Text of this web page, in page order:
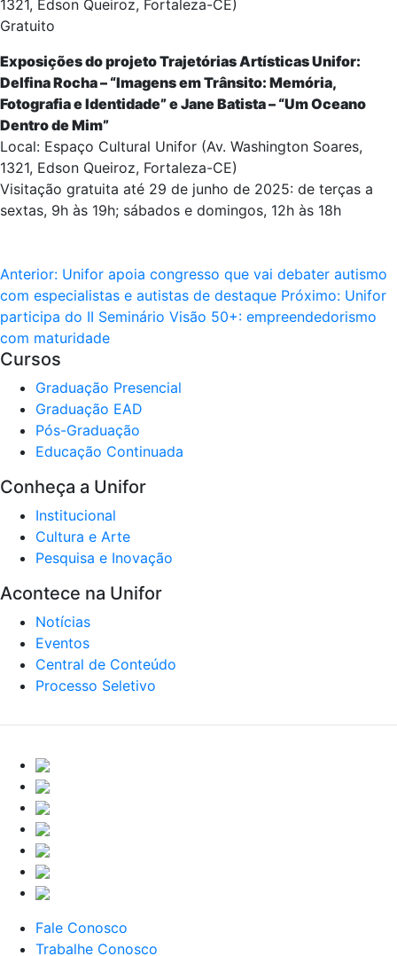
1321, Edson Queiroz, Fortaleza-CE)
Gratuito
Exposições do projeto Trajetórias Artísticas Unifor:
Delfina Rocha – “Imagens em Trânsito: Memória,
Fotografia e Identidade” e Jane Batista – “Um Oceano
Dentro de Mim”
Local: Espaço Cultural Unifor (Av. Washington Soares,
1321, Edson Queiroz, Fortaleza-CE)
Visitação gratuita até 29 de junho de 2025: de terças a
sextas, 9h às 19h; sábados e domingos, 12h às 18h
Anterior: Unifor apoia congresso que vai debater autismo
com especialistas e autistas de destaque Próximo: Unifor
participa do II Seminário Visão 50+: empreendedorismo
com maturidade
Cursos
Graduação Presencial
Graduação EAD
Pós-Graduação
Educação Continuada
Conheça a Unifor
Institucional
Cultura e Arte
Pesquisa e Inovação
Acontece na Unifor
Notícias
Eventos
Central de Conteúdo
Processo Seletivo
Fale Conosco
Trabalhe Conosco